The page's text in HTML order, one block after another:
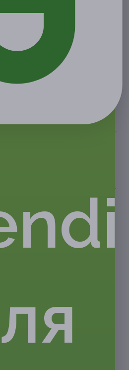
действия
Вопросы
телефона. Вы также можете
или распечатанном виде.
виды услуг:
с мытьем головы
вместо 700 руб.)
головы
и повседневную
масел и термозащиты
руб. вместо 1200 руб.)
головы, ботокс для
(800 руб. вместо
в один тон до 45 см,
уход «Блестящее сияние»